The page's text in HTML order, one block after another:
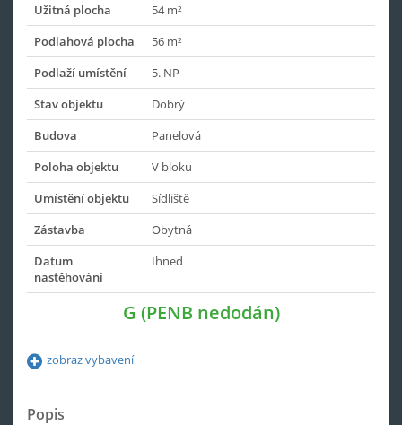
Užitná plocha
54 m²
Podlahová plocha
56 m²
Podlaží umístění
5. NP
Stav objektu
Dobrý
Budova
Panelová
Poloha objektu
V bloku
Umístění objektu
Sídliště
Zástavba
Obytná
Datum
nastěhování
Ihned
G (PENB nedodán)
zobraz vybavení
Popis